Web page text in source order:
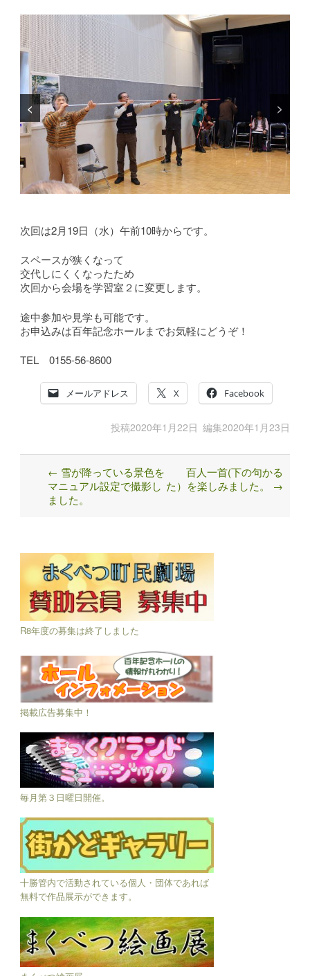
< >
次回は2月19日（水）午前10時からです。
スペースが狭くなって
交代しにくくなったため
次回から会場を学習室２に変更します。
途中参加や見学も可能です。
お申込みは百年記念ホールまでお気軽にどうぞ！
TEL 0155-56-8600
メールアドレス X Facebook
投稿2020年1月22日 編集2020年1月23日
Post
navigation
← 雪が降っている景色を
マニュアル設定で撮影し
ました。
百人一首(下の句かる
た）を楽しみました。
→
R8年度の募集は終了しました
掲載広告募集中！
毎月第３日曜日開催。
十勝管内で活動されている個人・団体であれば
無料で作品展示ができます。